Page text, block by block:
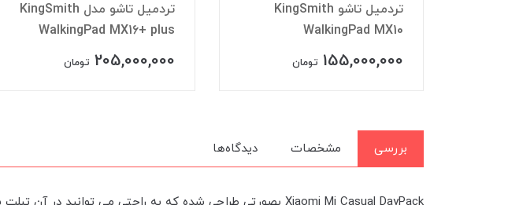
تردمیل تاشو KingSmith
WalkingPad MX10
155,000,000 تومان
تردمیل تاشو مدل KingSmith
WalkingPad MX16+ plus
205,000,000 تومان
بررسی مشخصات دیدگاه‌ها